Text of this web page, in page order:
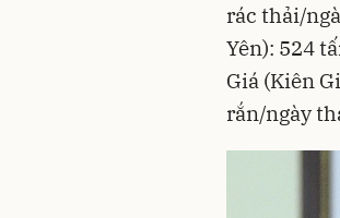
rác thải/
Yên): 524
Giá (Kiên
rắn/ngày